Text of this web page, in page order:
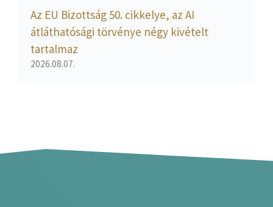
Az EU Bizottság 50. cikkelye, az AI
átláthatósági törvénye négy kivételt
tartalmaz
2026.08.07.